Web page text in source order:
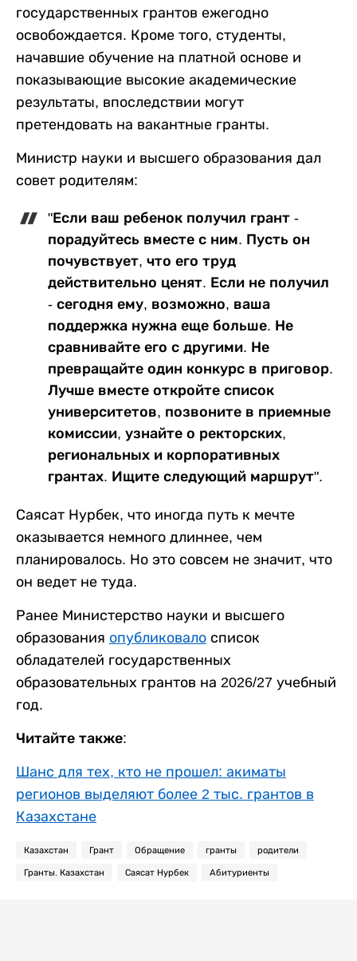
государственных грантов ежегодно
освобождается. Кроме того, студенты,
начавшие обучение на платной основе и
показывающие высокие академические
результаты, впоследствии могут
претендовать на вакантные гранты.
Министр науки и высшего образования дал
совет родителям:
"Если ваш ребенок получил грант -
порадуйтесь вместе с ним. Пусть он
почувствует, что его труд
действительно ценят. Если не получил
- сегодня ему, возможно, ваша
поддержка нужна еще больше. Не
сравнивайте его с другими. Не
превращайте один конкурс в приговор.
Лучше вместе откройте список
университетов, позвоните в приемные
комиссии, узнайте о ректорских,
региональных и корпоративных
грантах. Ищите следующий маршрут".
Саясат Нурбек, что иногда путь к мечте
оказывается немного длиннее, чем
планировалось. Но это совсем не значит, что
он ведет не туда.
Ранее Министерство науки и высшего
образования опубликовало список
обладателей государственных
образовательных грантов на 2026/27 учебный
год.
Читайте также:
Шанс для тех, кто не прошел: акиматы
регионов выделяют более 2 тыс. грантов в
Казахстане
Казахстан Грант Обращение гранты родители
Гранты. Казахстан Саясат Нурбек Абитуриенты